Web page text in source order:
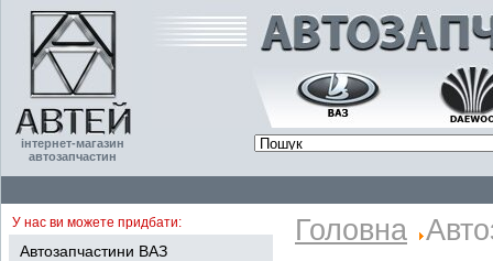
інтернет-магазин
автозапчастин
У нас ви можете придбати:
Автозапчастини ВАЗ
Головна